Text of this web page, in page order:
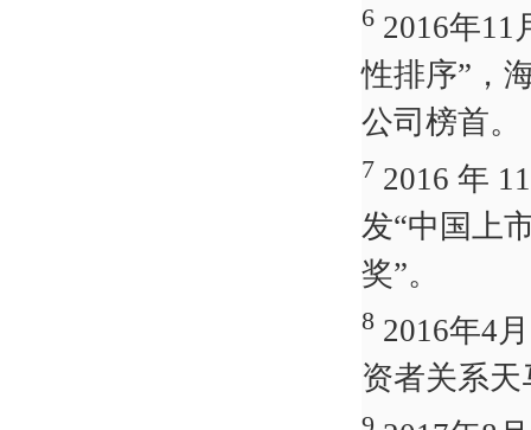
6 2016年11
性排序”，
公司榜首。
7 2016 年
发“中国上
奖”。
8 2016年4
资者关系